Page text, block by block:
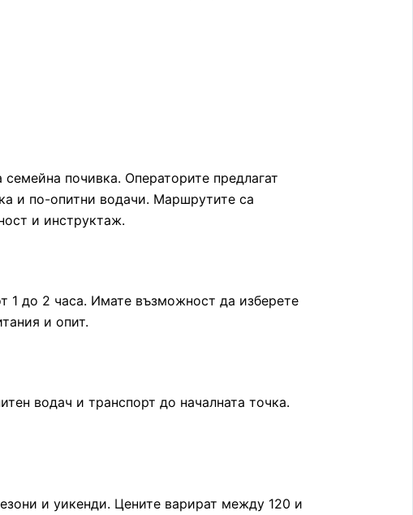
почивка. Операторите предлагат
и по-опитни водачи. Маршрутите са
и инструктаж.
1 до 2 часа. Имате възможност да изберете
и опит.
водач и транспорт до началната точка.
и уикенди. Цените варират между 120 и